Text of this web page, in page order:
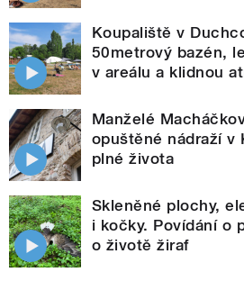
Koupaliště v
50metrový bazén,
v areálu a klidnou
Manželé
opuštěné nádraží v
plné života
Skleněné plochy,
i kočky. Povídání o
o životě žiraf